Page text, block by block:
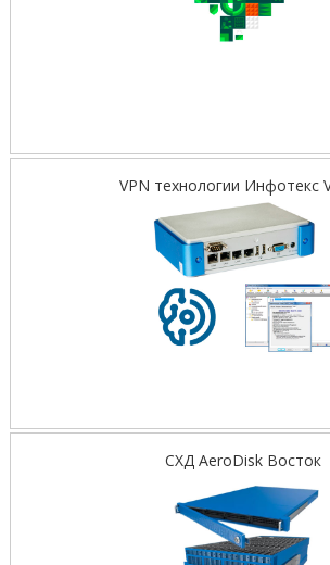
VPN технологии Инфотекс
СХД AeroDisk Восток